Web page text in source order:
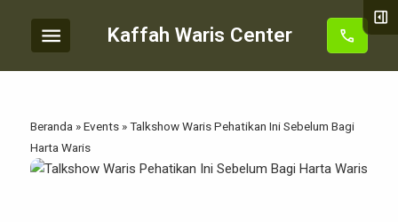
menu Kaffah Waris Center call
Beranda »Events »Talkshow Waris Pehatikan Ini Sebelum Bagi
Harta Waris
right_panel_open